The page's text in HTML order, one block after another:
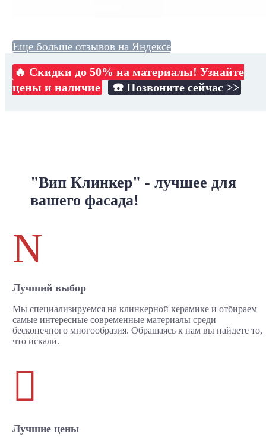
Еще больше отзывов на Яндексе
🔥 Скидки до 50% на материалы! Узнайте
цены и наличие
☎️ Позвоните сейчас >>
"Вип Клинкер" - лучшее для
вашего фасада!
N
Лучший выбор
Мы специализируемся на клинкерной керамике и отбираем
самые интересные современные материалы среди
бесконечного многообразия. Обращаясь к нам вы найдете то,
что искали.

Лучшие цены